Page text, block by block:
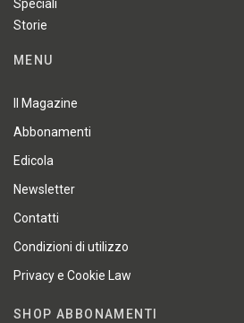
Speciali
Storie
MENU
Il Magazine
Abbonamenti
Edicola
Newsletter
Contatti
Condizioni di utilizzo
Privacy e Cookie Law
SHOP ABBONAMENTI